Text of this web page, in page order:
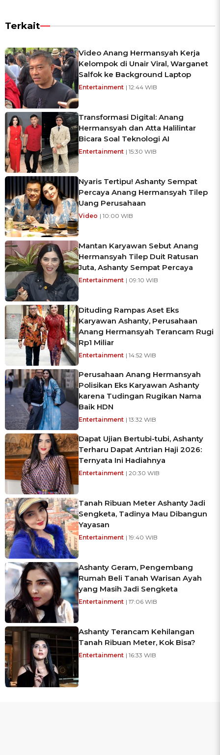
Terkait
Video Anang Hermansyah Kerja
Kelompok di Unair Viral, Warganet
Salfok ke Background Laptop
Entertainment | 12:44 WIB
Transformasi Digital: Anang
Hermansyah dan Atta Halilintar
Bicara Soal Teknologi AI
Entertainment | 15:30 WIB
Nyaris Tertipu! Ashanty Sempat
Percaya Anang Hermansyah Tilep
Uang Perusahaan
Video | 10:00 WIB
Mantan Karyawan Sebut Anang
Hermansyah Tilep Duit Ratusan
Juta, Ashanty Sempat Percaya
Entertainment | 09:10 WIB
Dituding Rampas Aset Eks
Karyawan Ashanty, Perusahaan
Anang Hermansyah Terancam Rugi
Rp1 Miliar
Entertainment | 14:52 WIB
Perusahaan Anang Hermansyah
Polisikan Eks Karyawan Ashanty
karena Tudingan Rugikan Nama
Baik HDN
Entertainment | 13:32 WIB
Dapat Ujian Bertubi-tubi, Ashanty
Terharu Dapat Antrian Haji 2026:
Ternyata Ini Hadiahnya
Entertainment | 20:30 WIB
Tanah Ribuan Meter Ashanty Jadi
Sengketa, Tadinya Mau Dibangun
Yayasan
Entertainment | 19:40 WIB
Ashanty Geram, Pengembang
Rumah Beli Tanah Warisan Ayah
yang Masih Jadi Sengketa
Entertainment | 17:06 WIB
Ashanty Terancam Kehilangan
Tanah Ribuan Meter, Kok Bisa?
Entertainment | 16:33 WIB